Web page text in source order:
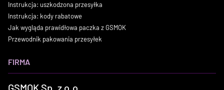
Instrukcja: uszkodzona przesyłka
Instrukcja: kody rabatowe
Jak wygląda prawidłowa paczka z GSMOK
Przewodnik pakowania przesyłek
FIRMA